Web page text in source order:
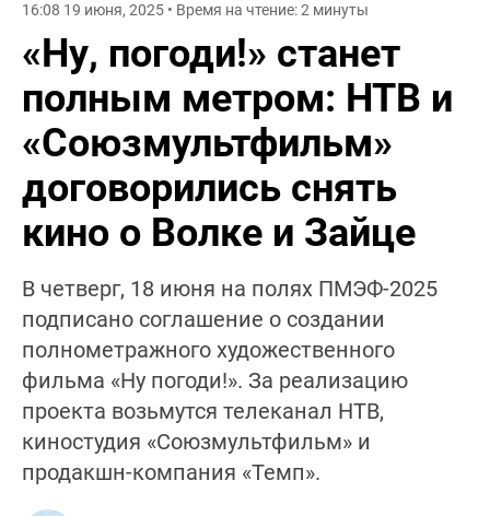
16:08 19 июня, 2025 • Время на чтение: 2 минуты
«Ну, погоди!» станет
полным метром: НТВ и
«Союзмультфильм»
договорились снять
кино о Волке и Зайце
В четверг, 18 июня на полях ПМЭФ-2025
подписано соглашение о создании
полнометражного художественного
фильма «Ну погоди!». За реализацию
проекта возьмутся телеканал НТВ,
киностудия «Союзмультфильм» и
продакшн-компания «Темп».